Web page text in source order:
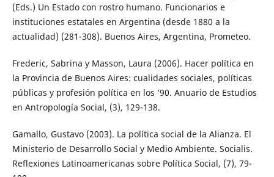
(Eds.) Un Estado con rostro humano. Funcionarios e
instituciones estatales en Argentina (desde 1880 a la
actualidad) (281-308). Buenos Aires, Argentina, Prometeo.
Frederic, Sabrina y Masson, Laura (2006). Hacer política en
la Provincia de Buenos Aires: cualidades sociales, políticas
públicas y profesión política en los ’90. Anuario de Estudios
en Antropología Social, (3), 129-138.
Gamallo, Gustavo (2003). La política social de la Alianza. El
Ministerio de Desarrollo Social y Medio Ambiente. Socialis.
Reflexiones Latinoamericanas sobre Política Social, (7), 79-